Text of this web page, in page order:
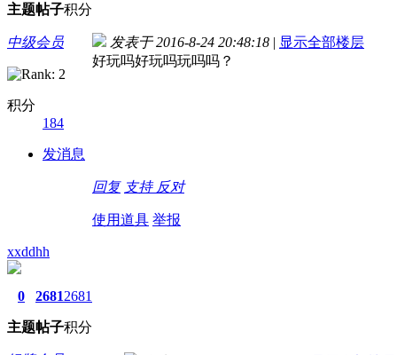
主题帖子积分
中级会员
积分
184
发消息
发表于 2016-8-24 20:48:18 | 显示全部楼层
好玩吗好玩吗玩吗吗？
回复 支持 反对
使用道具 举报
xxddhh
0
主题
2681
帖子
2681
积分